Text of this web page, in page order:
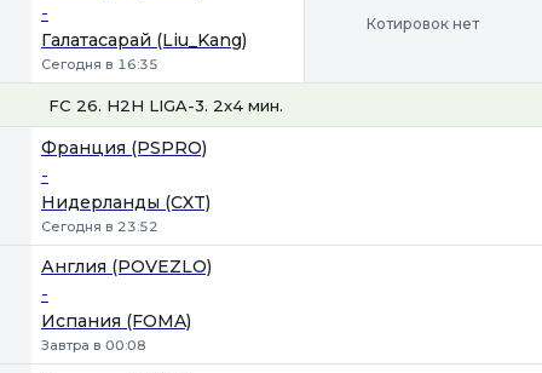
-
Галатасарай (Liu_Kang)
Сегодня в 16:35
Котировок нет
FC 26. H2H LIGA-3. 2x4 мин.
Франция (PSPRO)
-
Нидерланды (CXT)
Сегодня в 23:52
Англия (POVEZLO)
-
Испания (FOMA)
Завтра в 00:08